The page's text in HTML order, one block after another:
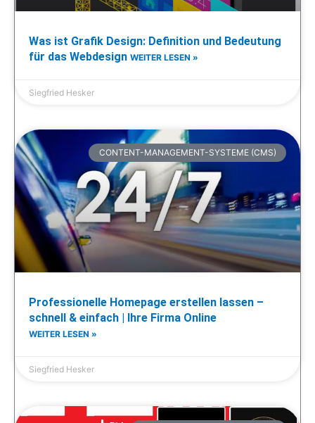
Was ist Grafik Design: Definition und Bedeutung
für das Webdesign WEITER LESEN »
Siegfried Hesker
CONTENT-MANAGEMENT-SYSTEME (CMS)
Professionelle Homepage erstellen lassen –
schnell & einfach | Ihre Firma Online
WEITER LESEN »
Siegfried Hesker